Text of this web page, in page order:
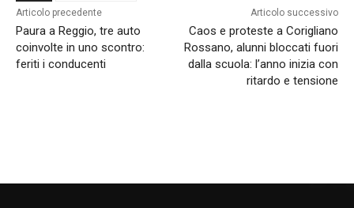
Articolo precedente
Paura a Reggio, tre auto
coinvolte in uno scontro:
feriti i conducenti
Articolo successivo
Caos e proteste a Corigliano
Rossano, alunni bloccati fuori
dalla scuola: l’anno inizia con
ritardo e tensione